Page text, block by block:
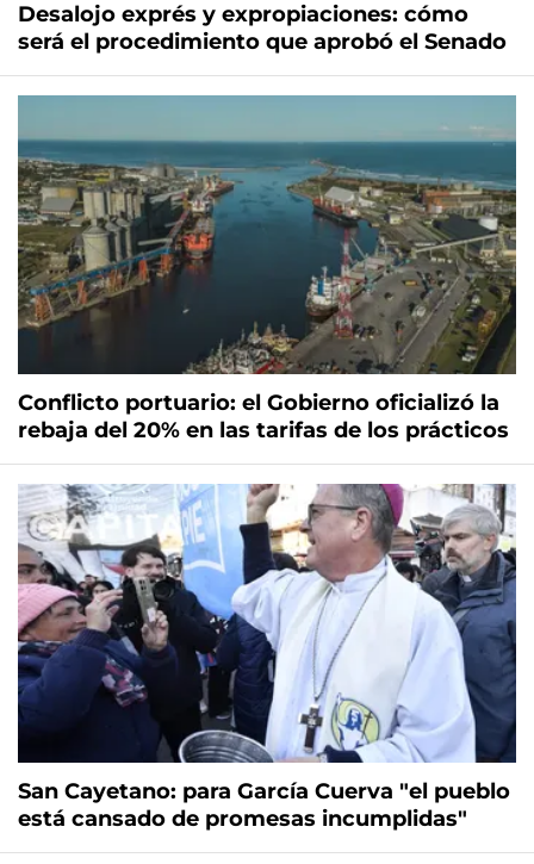
Desalojo exprés y expropiaciones: cómo
será el procedimiento que aprobó el Senado
Conflicto portuario: el Gobierno oficializó la
rebaja del 20% en las tarifas de los prácticos
San Cayetano: para García Cuerva "el pueblo
está cansado de promesas incumplidas"